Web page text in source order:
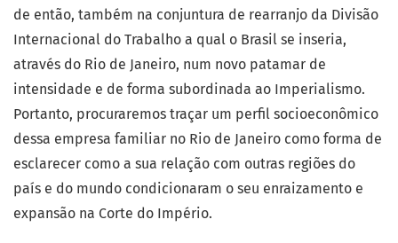
de então, também na conjuntura de rearranjo da Divisão
Internacional do Trabalho a qual o Brasil se inseria,
através do Rio de Janeiro, num novo patamar de
intensidade e de forma subordinada ao Imperialismo.
Portanto, procuraremos traçar um perfil socioeconômico
dessa empresa familiar no Rio de Janeiro como forma de
esclarecer como a sua relação com outras regiões do
país e do mundo condicionaram o seu enraizamento e
expansão na Corte do Império.